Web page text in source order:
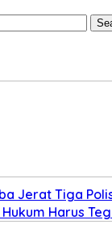
Jerat Tiga
Hukum Harus